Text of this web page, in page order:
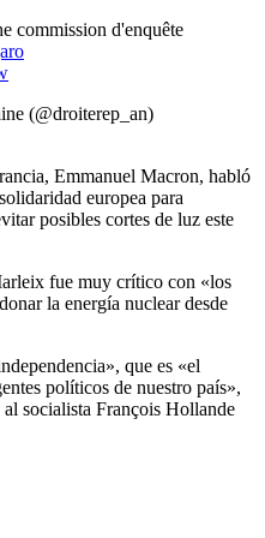
commission d'enquête
(@droiterep_an)
Emmanuel Macron, habló
europea para
posibles cortes de luz este
fue muy crítico con «los
la energía nuclear desde
que es «el
políticos de nuestro país»,
socialista François Hollande